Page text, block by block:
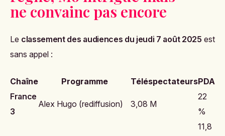
ne convainc pas encore
Le classement des audiences du jeudi 7 août 2025 est
sans appel :
Chaîne Programme TéléspectateursPDA
France
3
Alex Hugo (rediffusion) 3,08 M
22
%
11,8